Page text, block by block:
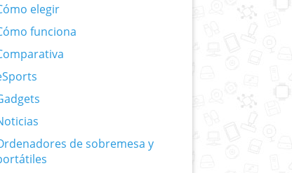
elegir
funciona
de sobremesa y